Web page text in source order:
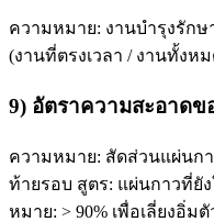
ความหมาย: งานบำรุงรักษ
(งานที่ตรงเวลา / งานทั้งหม
9) อัตราความสะอาดข
ความหมาย: สัดส่วนแผ่นก
ท้ายรอบ สูตร: แผ่นกาวที่ยั
หมาย: > 90% เพื่อเลี่ยงอิ่มตั